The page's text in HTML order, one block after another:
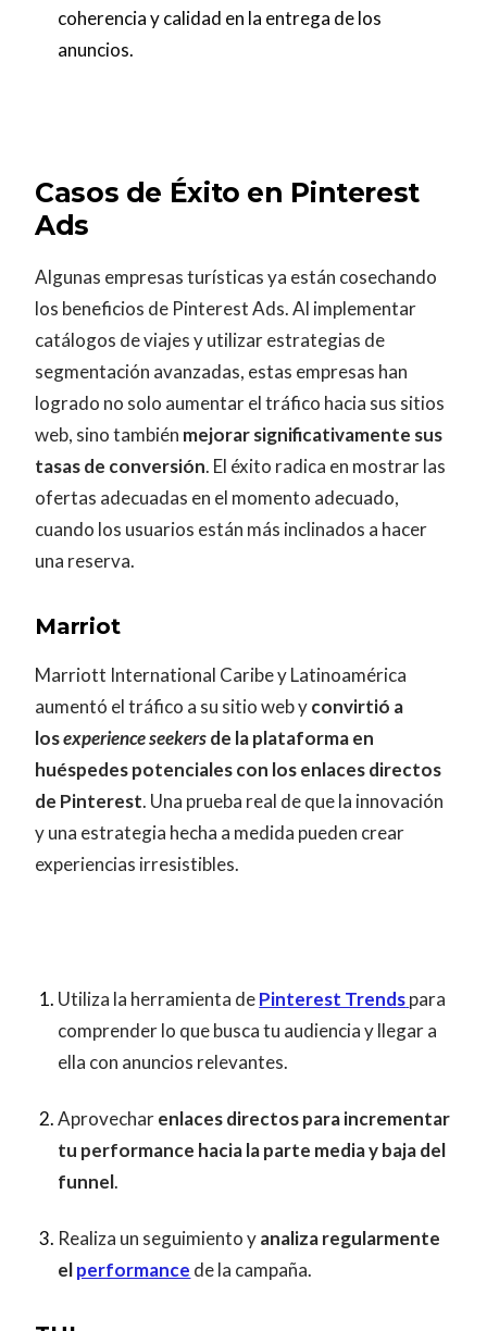
coherencia y calidad en la entrega de los
anuncios.
Casos de Éxito en Pinterest
Ads
Algunas empresas turísticas ya están cosechando
los beneficios de Pinterest Ads. Al implementar
catálogos de viajes y utilizar estrategias de
segmentación avanzadas, estas empresas han
logrado no solo aumentar el tráfico hacia sus sitios
web, sino también mejorar significativamente sus
tasas de conversión. El éxito radica en mostrar las
ofertas adecuadas en el momento adecuado,
cuando los usuarios están más inclinados a hacer
una reserva.
Marriot
Marriott International Caribe y Latinoamérica
aumentó el tráfico a su sitio web yconvirtió a
losexperience seekersde la plataforma en
huéspedes potenciales con los enlaces directos
de Pinterest. Una prueba real de que la innovación
y una estrategia hecha a medida pueden crear
experiencias irresistibles.
Utiliza la herramienta dePinterest Trendspara
comprender lo que busca tu audiencia y llegar a
ella con anuncios relevantes.
Aprovecharenlaces directos para incrementar
tu performance hacia la parte media y baja del
funnel.
Realiza un seguimiento yanaliza regularmente
elperformance de la campaña.